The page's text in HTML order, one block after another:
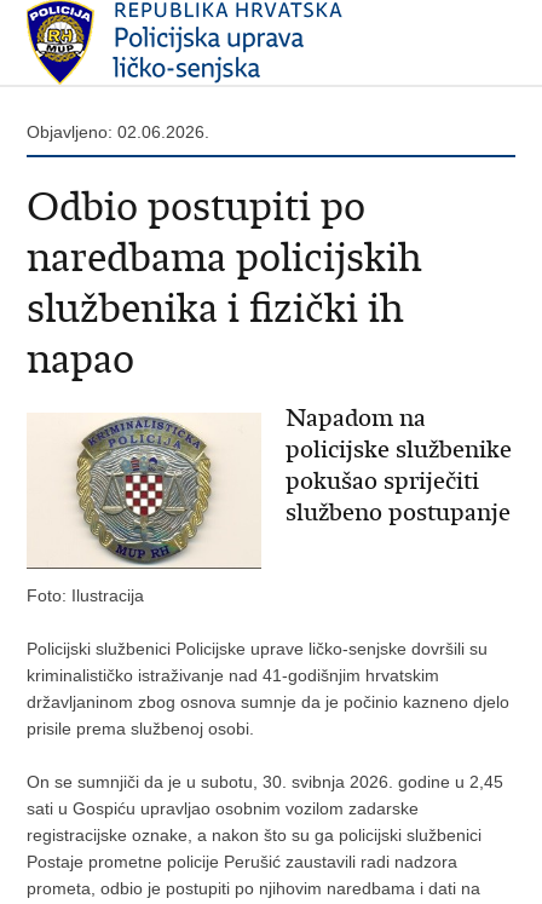
Objavljeno: 02.06.2026.
Odbio postupiti po
naredbama policijskih
službenika i fizički ih
napao
Napadom na
policijske službenike
pokušao spriječiti
službeno postupanje
Foto: Ilustracija
Policijski službenici Policijske uprave ličko-senjske dovršili su
kriminalističko istraživanje nad 41-godišnjim hrvatskim
državljaninom zbog osnova sumnje da je počinio kazneno djelo
prisile prema službenoj osobi.
On se sumnjiči da je u subotu, 30. svibnja 2026. godine u 2,45
sati u Gospiću upravljao osobnim vozilom zadarske
registracijske oznake, a nakon što su ga policijski službenici
Postaje prometne policije Perušić zaustavili radi nadzora
prometa, odbio je postupiti po njihovim naredbama i dati na